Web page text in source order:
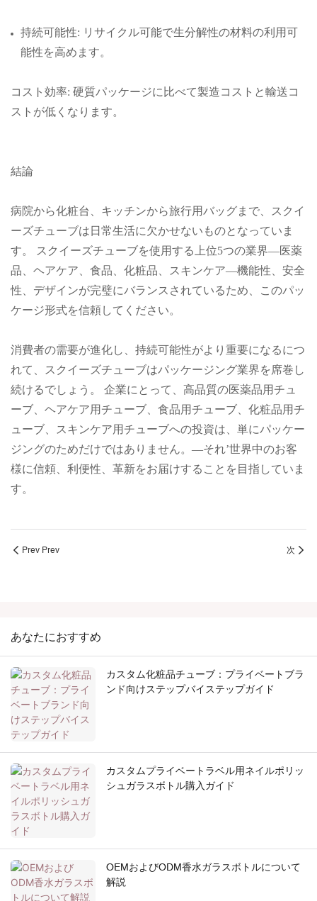
持続可能性: リサイクル可能で生分解性の材料の利用可
能性を高めます。
コスト効率: 硬質パッケージに比べて製造コストと輸送コ
ストが低くなります。
結論
病院から化粧台、キッチンから旅行用バッグまで、スクイ
ーズチューブは日常生活に欠かせないものとなっていま
す。 スクイーズチューブを使用する上位5つの業界—医薬
品、ヘアケア、食品、化粧品、スキンケア—機能性、安全
性、デザインが完璧にバランスされているため、このパッ
ケージ形式を信頼してください。
消費者の需要が進化し、持続可能性がより重要になるにつ
れて、スクイーズチューブはパッケージング業界を席巻し
続けるでしょう。 企業にとって、高品質の医薬品用チュ
ーブ、ヘアケア用チューブ、食品用チューブ、化粧品用チ
ューブ、スキンケア用チューブへの投資は、単にパッケー
ジングのためだけではありません。—それ’世界中のお客
様に信頼、利便性、革新をお届けすることを目指していま
す。
Prev Prev 次
あなたにおすすめ
カスタム化粧品チューブ：プライベートブラ
ンド向けステップバイステップガイド
カスタムプライベートラベル用ネイルポリッ
シュガラスボトル購入ガイド
OEMおよびODM香水ガラスボトルについて
解説